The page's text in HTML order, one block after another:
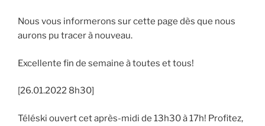
Nous vous informerons sur cette page dès que nous
aurons pu tracer à nouveau.
Excellente fin de semaine à toutes et tous!
[26.01.2022 8h30]
Téléski ouvert cet après-midi de 13h30 à 17h! Profitez,